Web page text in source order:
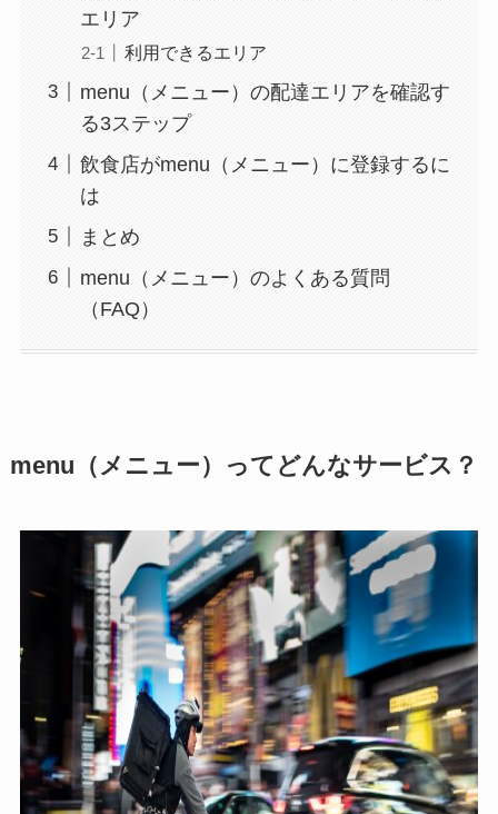
エリア
利用できるエリア
menu（メニュー）の配達エリアを確認す
る3ステップ
飲食店がmenu（メニュー）に登録するに
は
まとめ
menu（メニュー）のよくある質問
（FAQ）
menu（メニュー）ってどんなサービス？